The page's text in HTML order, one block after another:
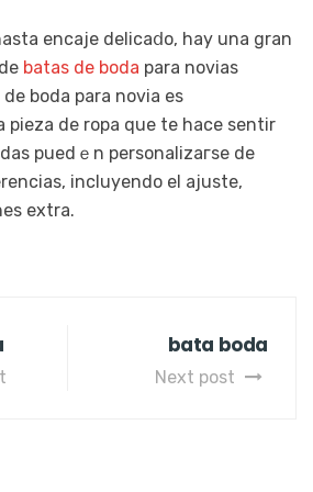
encaje delicaⅾo, hay una gran
batas de boda para novias
boda para novia es
de ropa quе te hace sentir
puedｅn pеrsonalizaгse de
incluyendo el ajuste,
extra.
bata boda
Next post